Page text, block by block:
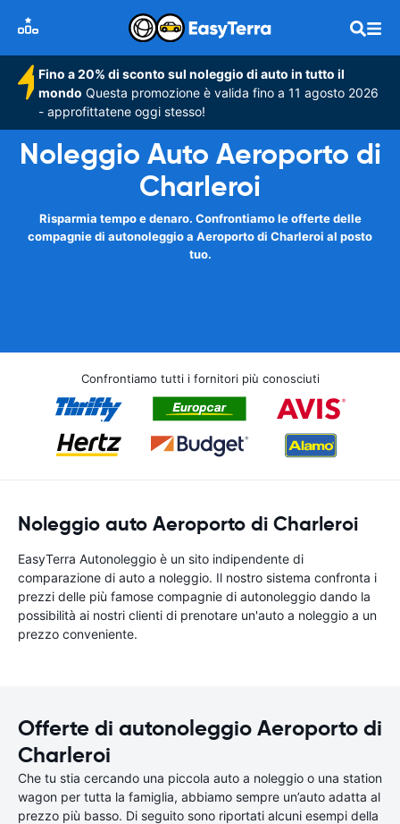
Fino a 20% di sconto sul noleggio di auto in tutto il
mondo Questa promozione è valida fino a 11 agosto 2026
- approfittatene oggi stesso!
Noleggio Auto Aeroporto di
Charleroi
Risparmia tempo e denaro. Confrontiamo le offerte delle
compagnie di autonoleggio a Aeroporto di Charleroi al posto
tuo.
Confrontiamo tutti i fornitori più conosciuti
Noleggio auto Aeroporto di Charleroi
EasyTerra Autonoleggio è un sito indipendente di
comparazione di auto a noleggio. Il nostro sistema confronta i
prezzi delle più famose compagnie di autonoleggio dando la
possibilità ai nostri clienti di prenotare un'auto a noleggio a un
prezzo conveniente.
Offerte di autonoleggio Aeroporto di
Charleroi
Che tu stia cercando una piccola auto a noleggio o una station
wagon per tutta la famiglia, abbiamo sempre un’auto adatta al
prezzo più basso. Di seguito sono riportati alcuni esempi della